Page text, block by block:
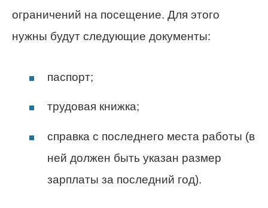
ограничений на посещение. Для этого
нужны будут следующие документы:
паспорт;
трудовая книжка;
справка с последнего места работы (в
ней должен быть указан размер
зарплаты за последний год).